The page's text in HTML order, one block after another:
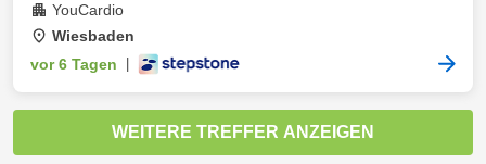
YouCardio
Wiesbaden
vor 6 Tagen
WEITERE TREFFER ANZEIGEN